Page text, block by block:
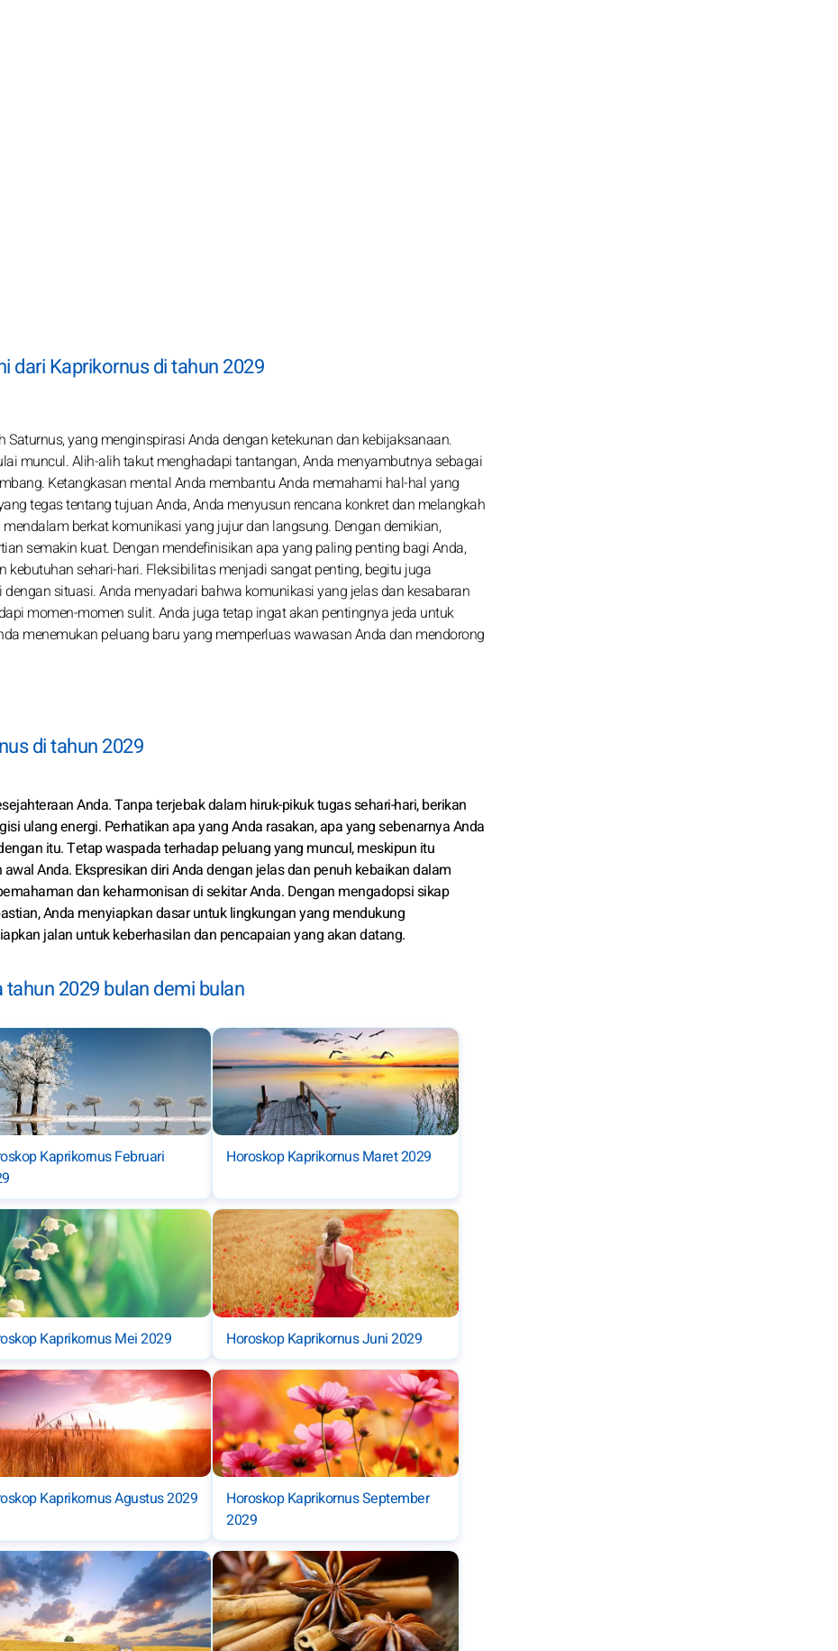
dari Kaprikornus di tahun 2029
yang menginspirasi Anda dengan ketekunan dan kebijaksanaan.
muncul. Alih-alih takut menghadapi tantangan, Anda menyambutnya sebagai
Ketangkasan mental Anda membantu Anda memahami hal-hal yang
tegas tentang tujuan Anda, Anda menyusun rencana konkret dan melangkah
berkat komunikasi yang jujur dan langsung. Dengan demikian,
semakin kuat. Dengan mendefinisikan apa yang paling penting bagi Anda,
sehari-hari. Fleksibilitas menjadi sangat penting, begitu juga
situasi. Anda menyadari bahwa komunikasi yang jelas dan kesabaran
momen-momen sulit. Anda juga tetap ingat akan pentingnya jeda untuk
menemukan peluang baru yang memperluas wawasan Anda dan mendorong
di tahun 2029
Anda. Tanpa terjebak dalam hiruk-pikuk tugas sehari-hari, berikan
ulang energi. Perhatikan apa yang Anda rasakan, apa yang sebenarnya Anda
itu. Tetap waspada terhadap peluang yang muncul, meskipun itu
Anda. Ekspresikan diri Anda dengan jelas dan penuh kebaikan dalam
dan keharmonisan di sekitar Anda. Dengan mengadopsi sikap
Anda menyiapkan dasar untuk lingkungan yang mendukung
jalan untuk keberhasilan dan pencapaian yang akan datang.
2029 bulan demi bulan
Kaprikornus Februari
Horoskop Kaprikornus Maret 2029
Kaprikornus Mei 2029 Horoskop Kaprikornus Juni 2029
Kaprikornus Agustus 2029
Horoskop Kaprikornus September
2029